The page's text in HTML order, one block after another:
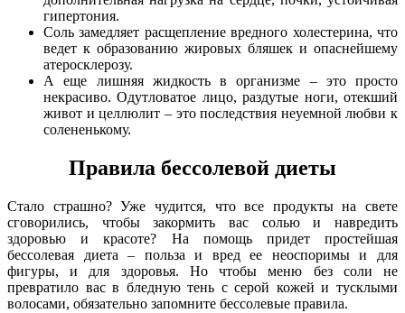
гипертония.
Соль замедляет расщепление вредного холестерина, что
ведет к образованию жировых бляшек и опаснейшему
атеросклерозу.
А еще лишняя жидкость в организме – это просто
некрасиво. Одутловатое лицо, раздутые ноги, отекший
живот и целлюлит – это последствия неуемной любви к
солененькому.
Правила бессолевой диеты
Стало страшно? Уже чудится, что все продукты на свете
сговорились, чтобы закормить вас солью и навредить
здоровью и красоте? На помощь придет простейшая
бессолевая диета – польза и вред ее неоспоримы и для
фигуры, и для здоровья. Но чтобы меню без соли не
превратило вас в бледную тень с серой кожей и тусклыми
волосами, обязательно запомните бессолевые правила.